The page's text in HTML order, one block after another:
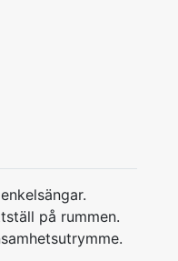
på rummen.